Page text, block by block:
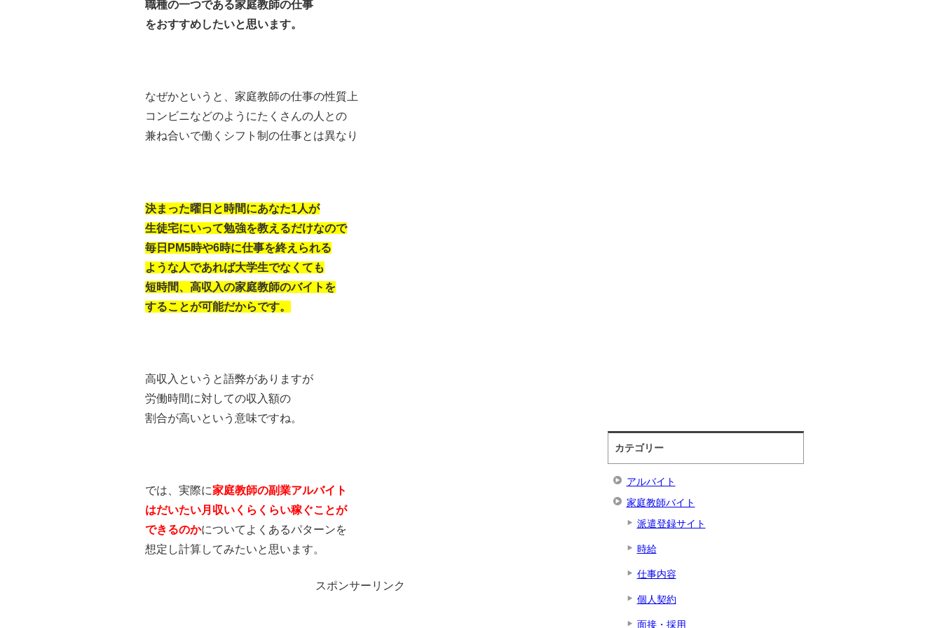
職種の一つである家庭教師の仕事
をおすすめしたいと思います。
なぜかというと、家庭教師の仕事の性質上
コンビニなどのようにたくさんの人との
兼ね合いで働くシフト制の仕事とは異なり
決まった曜日と時間にあなた1人が
生徒宅にいって勉強を教えるだけなので
毎日PM5時や6時に仕事を終えられる
ような人であれば大学生でなくても
短時間、高収入の家庭教師のバイトを
することが可能だからです。
高収入というと語弊がありますが
労働時間に対しての収入額の
割合が高いという意味ですね。
では、実際に家庭教師の副業アルバイト
はだいたい月収いくらくらい稼ぐことが
できるのかについてよくあるパターンを
想定し計算してみたいと思います。
スポンサーリンク
カテゴリー
アルバイト
家庭教師バイト
派遣登録サイト
時給
仕事内容
個人契約
面接・採用